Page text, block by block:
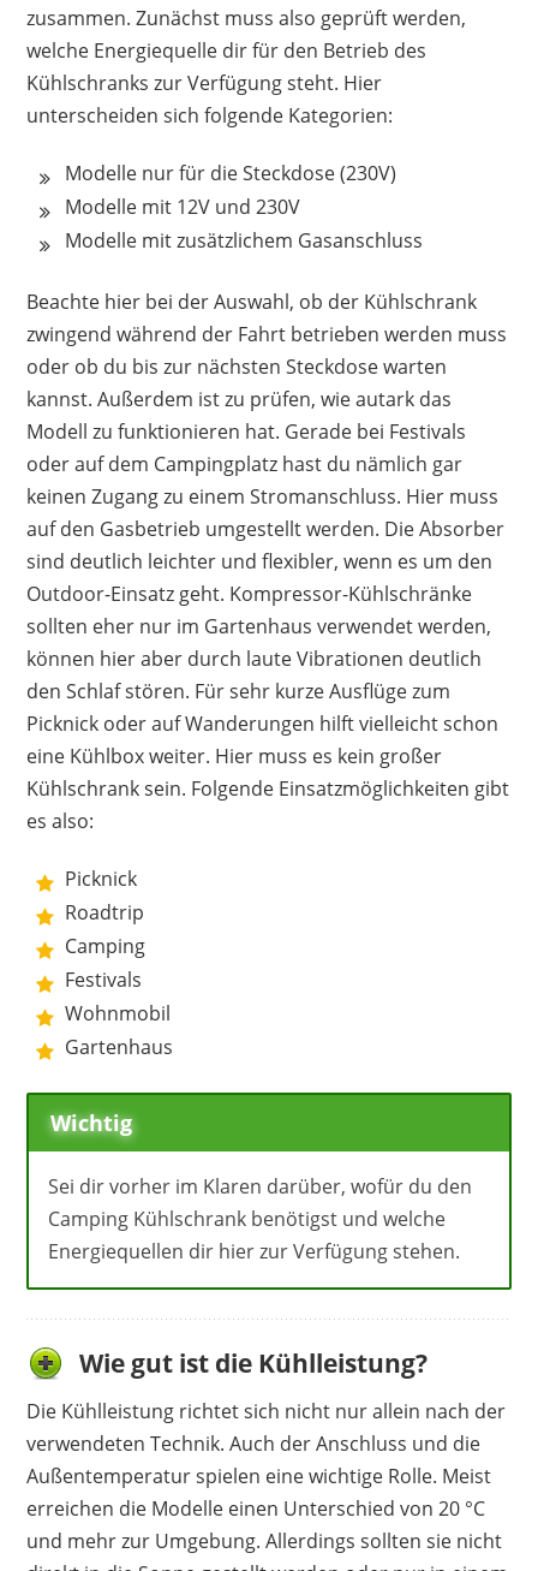
zusammen. Zunächst muss also geprüft werden,
welche Energiequelle dir für den Betrieb des
Kühlschranks zur Verfügung steht. Hier
unterscheiden sich folgende Kategorien:
Modelle nur für die Steckdose (230V)
Modelle mit 12V und 230V
Modelle mit zusätzlichem Gasanschluss
Beachte hier bei der Auswahl, ob der Kühlschrank
zwingend während der Fahrt betrieben werden muss
oder ob du bis zur nächsten Steckdose warten
kannst. Außerdem ist zu prüfen, wie autark das
Modell zu funktionieren hat. Gerade bei Festivals
oder auf dem Campingplatz hast du nämlich gar
keinen Zugang zu einem Stromanschluss. Hier muss
auf den Gasbetrieb umgestellt werden. Die Absorber
sind deutlich leichter und flexibler, wenn es um den
Outdoor-Einsatz geht. Kompressor-Kühlschränke
sollten eher nur im Gartenhaus verwendet werden,
können hier aber durch laute Vibrationen deutlich
den Schlaf stören. Für sehr kurze Ausflüge zum
Picknick oder auf Wanderungen hilft vielleicht schon
eine Kühlbox weiter. Hier muss es kein großer
Kühlschrank sein. Folgende Einsatzmöglichkeiten gibt
es also:
Picknick
Roadtrip
Camping
Festivals
Wohnmobil
Gartenhaus
Wichtig
Sei dir vorher im Klaren darüber, wofür du den
Camping Kühlschrank benötigst und welche
Energiequellen dir hier zur Verfügung stehen.
Wie gut ist die Kühlleistung?
Die Kühlleistung richtet sich nicht nur allein nach der
verwendeten Technik. Auch der Anschluss und die
Außentemperatur spielen eine wichtige Rolle. Meist
erreichen die Modelle einen Unterschied von 20 °C
und mehr zur Umgebung. Allerdings sollten sie nicht